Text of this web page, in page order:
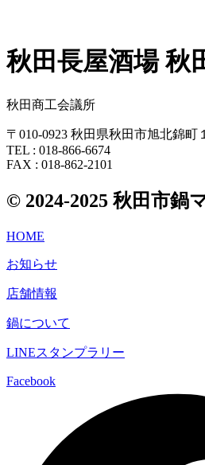
秋田長屋酒場 秋
秋田商工会議所
〒010-0923 秋田県秋田市旭北錦町
TEL : 018-866-6674
FAX : 018-862-2101
© 2024-2025 秋田市鍋
HOME
お知らせ
店舗情報
鍋について
LINEスタンプラリー
Facebook